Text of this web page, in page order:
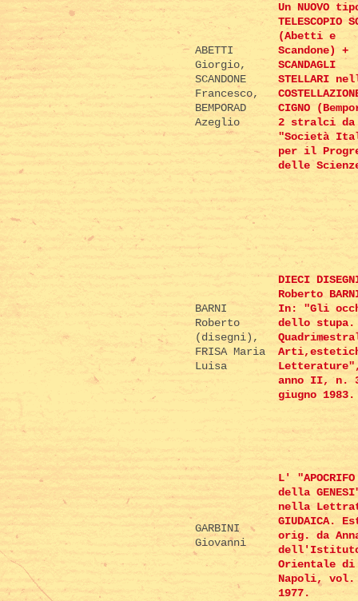
ABETTI
Giorgio,
SCANDONE
Francesco,
BEMPORAD
Azeglio
Un NUOVO
TELESCOPIO
(Abetti e
Scandone) +
SCANDAGLI
STELLARI
CIGNO
2 stralci da
"Società
per il
delle
BARNI
Roberto
(disegni),
FRISA Maria
Luisa
DIECI
Roberto
In: "Gli
dello stupa.
anno II, n.
giugno 1983.
GARBINI
Giovanni
L' "APOCRIFO
della
nella
GIUDAICA.
orig. da
Orientale di
Napoli, vol.
1977.